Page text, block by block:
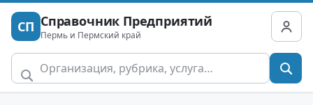
СП Справочник Предприятий
Пермь и Пермский край